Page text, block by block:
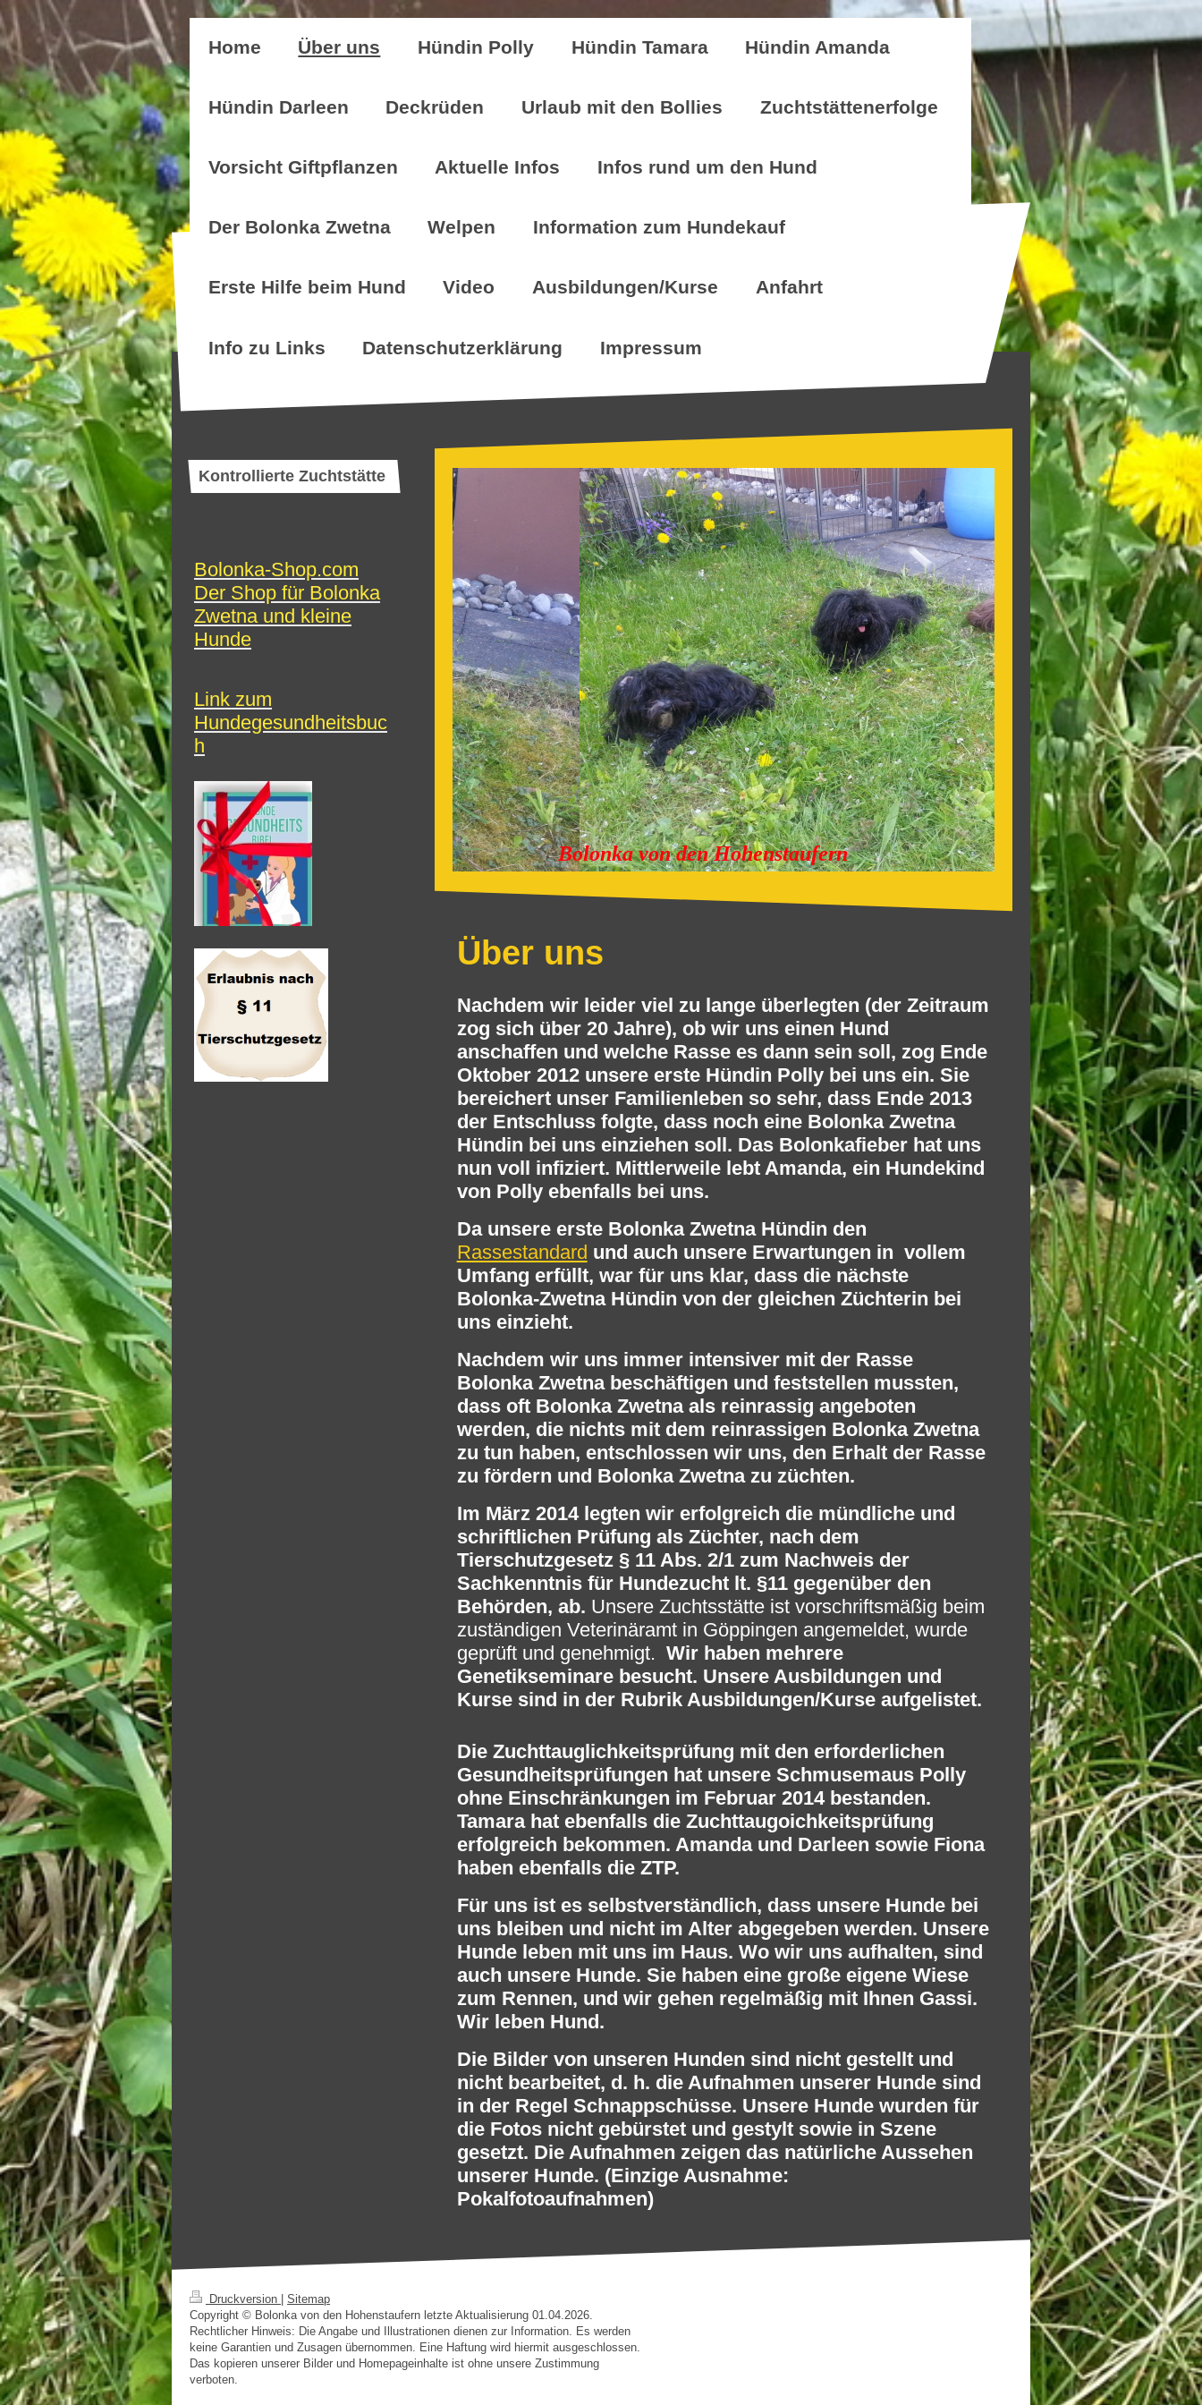
Home Über uns Hündin Polly Hündin Tamara Hündin Amanda
Hündin Darleen Deckrüden Urlaub mit den Bollies Zuchtstättenerfolge
Vorsicht Giftpflanzen Aktuelle Infos Infos rund um den Hund
Der Bolonka Zwetna Welpen Information zum Hundekauf
Erste Hilfe beim Hund Video Ausbildungen/Kurse Anfahrt
Info zu Links Datenschutzerklärung Impressum
Bolonka von den Hohenstaufern
Über uns
Nachdem wir leider viel zu lange überlegten (der Zeitraum
zog sich über 20 Jahre), ob wir uns einen Hund
anschaffen und welche Rasse es dann sein soll, zog Ende
Oktober 2012 unsere erste Hündin Polly bei uns ein. Sie
bereichert unser Familienleben so sehr, dass Ende 2013
der Entschluss folgte, dass noch eine Bolonka Zwetna
Hündin bei uns einziehen soll. Das Bolonkafieber hat uns
nun voll infiziert. Mittlerweile lebt Amanda, ein Hundekind
von Polly ebenfalls bei uns.
Da unsere erste Bolonka Zwetna Hündin den
Rassestandard und auch unsere Erwartungen in vollem
Umfang erfüllt, war für uns klar, dass die nächste
Bolonka-Zwetna Hündin von der gleichen Züchterin bei
uns einzieht.
Nachdem wir uns immer intensiver mit der Rasse
Bolonka Zwetna beschäftigen und feststellen mussten,
dass oft Bolonka Zwetna als reinrassig angeboten
werden, die nichts mit dem reinrassigen Bolonka Zwetna
zu tun haben, entschlossen wir uns, den Erhalt der Rasse
zu fördern und Bolonka Zwetna zu züchten.
Im März 2014 legten wir erfolgreich die mündliche und
schriftlichen Prüfung als Züchter, nach dem
Tierschutzgesetz § 11 Abs. 2/1 zum Nachweis der
Sachkenntnis für Hundezucht lt. §11 gegenüber den
Behörden, ab. Unsere Zuchtsstätte ist vorschriftsmäßig beim
zuständigen Veterinäramt in Göppingen angemeldet, wurde
geprüft und genehmigt. Wir haben mehrere
Genetikseminare besucht. Unsere Ausbildungen und
Kurse sind in der Rubrik Ausbildungen/Kurse aufgelistet.
Die Zuchttauglichkeitsprüfung mit den erforderlichen
Gesundheitsprüfungen hat unsere Schmusemaus Polly
ohne Einschränkungen im Februar 2014 bestanden.
Tamara hat ebenfalls die Zuchttaugoichkeitsprüfung
erfolgreich bekommen. Amanda und Darleen sowie Fiona
haben ebenfalls die ZTP.
Für uns ist es selbstverständlich, dass unsere Hunde bei
uns bleiben und nicht im Alter abgegeben werden. Unsere
Hunde leben mit uns im Haus. Wo wir uns aufhalten, sind
auch unsere Hunde. Sie haben eine große eigene Wiese
zum Rennen, und wir gehen regelmäßig mit Ihnen Gassi.
Wir leben Hund.
Die Bilder von unseren Hunden sind nicht gestellt und
nicht bearbeitet, d. h. die Aufnahmen unserer Hunde sind
in der Regel Schnappschüsse. Unsere Hunde wurden für
die Fotos nicht gebürstet und gestylt sowie in Szene
gesetzt. Die Aufnahmen zeigen das natürliche Aussehen
unserer Hunde. (Einzige Ausnahme:
Pokalfotoaufnahmen)
Kontrollierte Zuchtstätte
Bolonka-Shop.com
Der Shop für Bolonka
Zwetna und kleine
Hunde
Link zum
Hundegesundheitsbuc
h
Druckversion
Sitemap
Copyright © Bolonka von den Hohenstaufern letzte Aktualisierung 01.04.2026.
Rechtlicher Hinweis: Die Angabe und Illustrationen dienen zur Information. Es werden
keine Garantien und Zusagen übernommen. Eine Haftung wird hiermit ausgeschlossen.
Das kopieren unserer Bilder und Homepageinhalte ist ohne unsere Zustimmung
verboten.